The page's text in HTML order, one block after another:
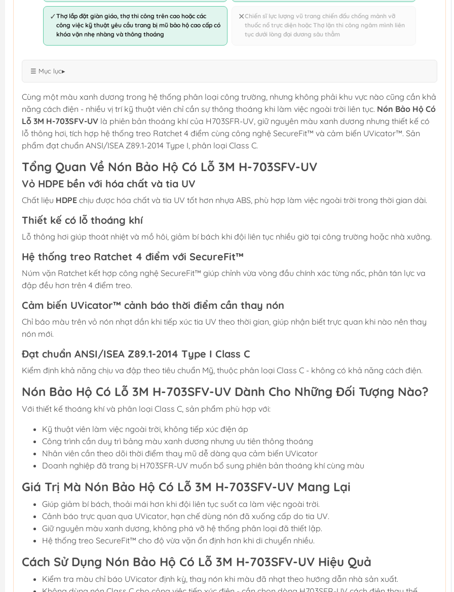
✓Thợ lắp đặt giàn giáo, thợ thi công trên cao hoặc các
công việc kỹ thuật yêu cầu trang bị mũ bảo hộ cao cấp có
khóa vặn nhẹ nhàng và thông thoáng
✕Chiến sĩ lực lượng vũ trang chiến đấu chống mảnh vỡ
thuốc nổ trực diện hoặc Thợ lặn thi công ngâm mình liên
tục dưới lòng đại dương sâu thẳm
☰ Mục lục▸
Cùng một màu xanh dương trong hệ thống phân loại công trường, nhưng không phải khu vực nào cũng cần khả
năng cách điện - nhiều vị trí kỹ thuật viên chỉ cần sự thông thoáng khi làm việc ngoài trời liên tục. Nón Bảo Hộ Có
Lỗ 3M H-703SFV-UV là phiên bản thoáng khí của H703SFR-UV, giữ nguyên màu xanh dương nhưng thiết kế có
lỗ thông hơi, tích hợp hệ thống treo Ratchet 4 điểm cùng công nghệ SecureFit™ và cảm biến UVicator™. Sản
phẩm đạt chuẩn ANSI/ISEA Z89.1-2014 Type I, phân loại Class C.
Tổng Quan Về Nón Bảo Hộ Có Lỗ 3M H-703SFV-UV
Vỏ HDPE bền với hóa chất và tia UV
Chất liệu HDPE chịu được hóa chất và tia UV tốt hơn nhựa ABS, phù hợp làm việc ngoài trời trong thời gian dài.
Thiết kế có lỗ thoáng khí
Lỗ thông hơi giúp thoát nhiệt và mồ hôi, giảm bí bách khi đội liên tục nhiều giờ tại công trường hoặc nhà xưởng.
Hệ thống treo Ratchet 4 điểm với SecureFit™
Núm vặn Ratchet kết hợp công nghệ SecureFit™ giúp chỉnh vừa vòng đầu chính xác từng nấc, phân tán lực va
đập đều hơn trên 4 điểm treo.
Cảm biến UVicator™ cảnh báo thời điểm cần thay nón
Chỉ báo màu trên vỏ nón nhạt dần khi tiếp xúc tia UV theo thời gian, giúp nhận biết trực quan khi nào nên thay
nón mới.
Đạt chuẩn ANSI/ISEA Z89.1-2014 Type I Class C
Kiểm định khả năng chịu va đập theo tiêu chuẩn Mỹ, thuộc phân loại Class C - không có khả năng cách điện.
Nón Bảo Hộ Có Lỗ 3M H-703SFV-UV Dành Cho Những Đối Tượng Nào?
Với thiết kế thoáng khí và phân loại Class C, sản phẩm phù hợp với:
Kỹ thuật viên làm việc ngoài trời, không tiếp xúc điện áp
Công trình cần duy trì bảng màu xanh dương nhưng ưu tiên thông thoáng
Nhân viên cần theo dõi thời điểm thay mũ dễ dàng qua cảm biến UVicator
Doanh nghiệp đã trang bị H703SFR-UV muốn bổ sung phiên bản thoáng khí cùng màu
Giá Trị Mà Nón Bảo Hộ Có Lỗ 3M H-703SFV-UV Mang Lại
Giúp giảm bí bách, thoải mái hơn khi đội liên tục suốt ca làm việc ngoài trời.
Cảnh báo trực quan qua UVicator, hạn chế dùng nón đã xuống cấp do tia UV.
Giữ nguyên màu xanh dương, không phá vỡ hệ thống phân loại đã thiết lập.
Hệ thống treo SecureFit™ cho độ vừa vặn ổn định hơn khi di chuyển nhiều.
Cách Sử Dụng Nón Bảo Hộ Có Lỗ 3M H-703SFV-UV Hiệu Quả
Kiểm tra màu chỉ báo UVicator định kỳ, thay nón khi màu đã nhạt theo hướng dẫn nhà sản xuất.